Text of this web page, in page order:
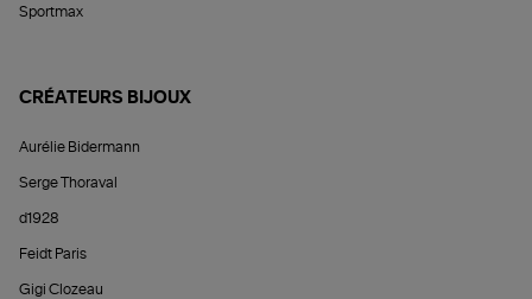
Sportmax
CRÉATEURS BIJOUX
Aurélie Bidermann
Serge Thoraval
d1928
Feidt Paris
Gigi Clozeau